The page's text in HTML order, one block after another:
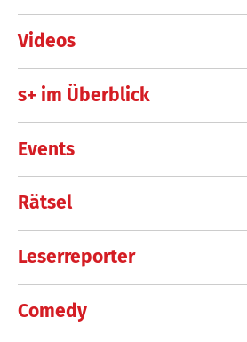
Videos
s+ im Überblick
Events
Rätsel
Leserreporter
Comedy